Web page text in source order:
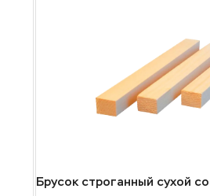
Брусок строганный сухой